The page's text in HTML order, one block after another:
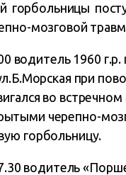
горбольницы
мозговой
водитель 1960
при
во
черепно-
горбольницу.
водитель